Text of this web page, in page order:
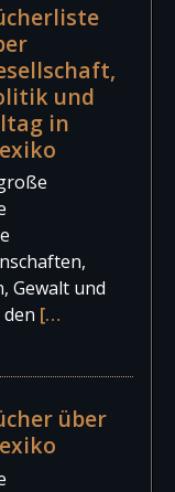
und
in
Gewalt und
[…
über